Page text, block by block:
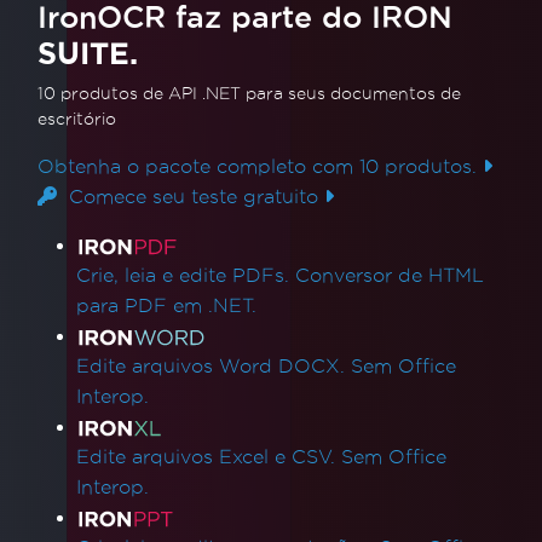
móvel multiplataforma usando .NET MAUI e
IronOCR. Este vídeo oferece um guia completo
para integrar o IronOCR ao seu projeto,
permitindo recursos eficientes de
reconhecimento óptico de caracteres em
dispositivos móveis.
Leia mais
IronOCR faz parte do IRON
SUITE.
10 produtos de API .NET para seus documentos de
escritório
Obtenha o pacote completo com 10 produtos.
Comece seu teste gratuito
Links de produtos
Crie, leia e edite PDFs. Conversor de HTML
para PDF em .NET.
Edite arquivos Word DOCX. Sem Office
Interop.
Edite arquivos Excel e CSV. Sem Office
Interop.